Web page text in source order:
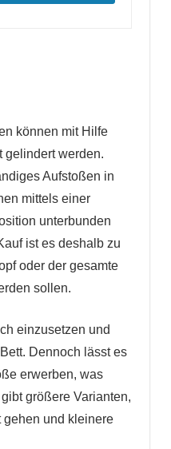
können mit Hilfe
gelindert werden.
Aufstoßen in
mittels einer
unterbunden
ist es deshalb zu
oder der gesamte
sollen.
einzusetzen und
Dennoch lässt es
erwerben, was
größere Varianten,
gehen und kleinere